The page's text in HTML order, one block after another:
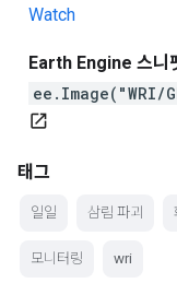
Watch
Earth Engine 스니
ee.Image("WRI/
open_in_new
태그
일일 삼림 파괴
모니터링 wri